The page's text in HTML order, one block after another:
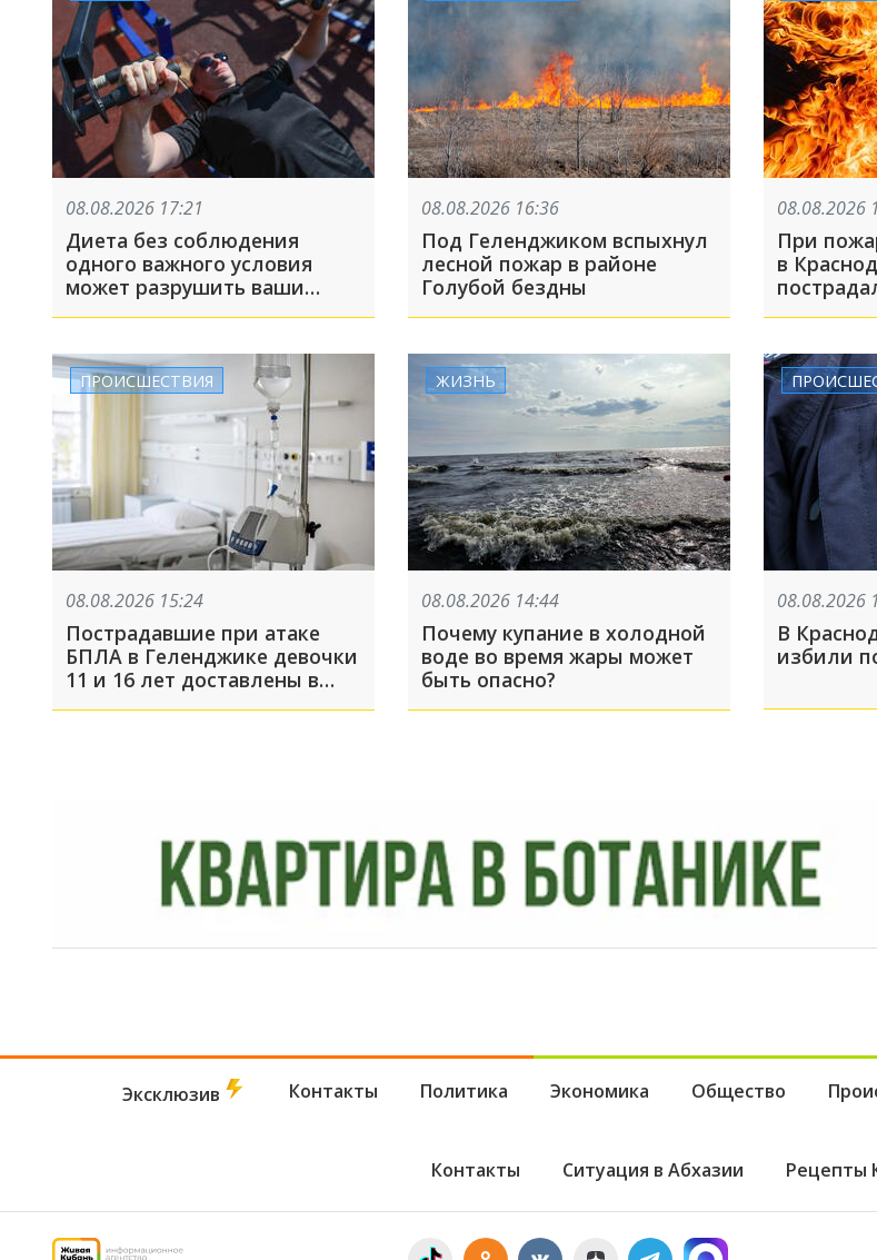
08.08.2026 17:21
Диета без соблюдения
одного важного условия
может разрушить ваши
мышцы. Как сохранить
похудении?
08.08.2026 16:36
Под Геленджиком вспыхнул
лесной пожар в районе
Голубой бездны
08.08.2026
При
в
ПРОИСШЕСТВИЯ
08.08.2026 15:24
Пострадавшие при атаке
БПЛА в Геленджике девочки
11 и 16 лет доставлены в
московскую больницу
ЖИЗНЬ
08.08.2026 14:44
Почему купание в холодной
воде во время жары может
быть опасно?
08.08.2026
В
избили
Эксклюзив Контакты Политика Экономика Общество
Контакты Ситуация в Абхазии Рецепты